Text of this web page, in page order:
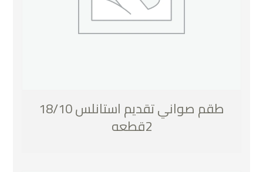
طقم صواني تقديم استانلس 18/10
2قطعه